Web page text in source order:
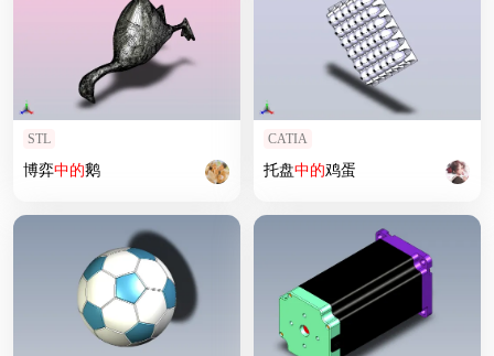
STL
博弈中的鹅
CATIA
托盘中的鸡蛋